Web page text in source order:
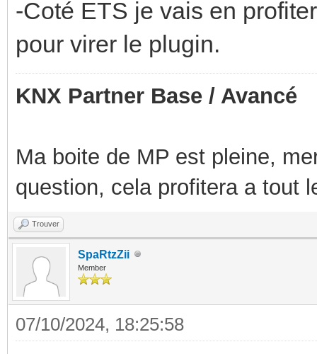
-Coté ETS je vais en
pour virer le plugin.
KNX Partner Base / Avancé
Ma boite de MP est pleine,
question, cela profitera a tout
Trouver
SpaRtzZii
Member
07/10/2024, 18:25:58